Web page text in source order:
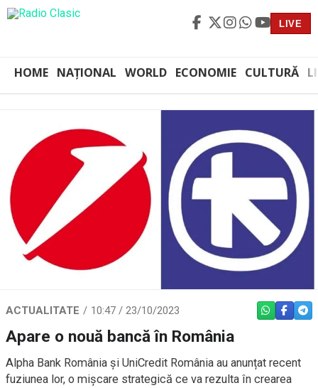
LIVE
HOME NAȚIONAL WORLD ECONOMIE CULTURĂ
ACTUALITATE 10:47 / 23/10/2023 WHATSAPP
Apare o nouă bancă în România
Alpha Bank România și UniCredit România au anunțat recent
fuziunea lor, o mișcare strategică ce va rezulta în crearea